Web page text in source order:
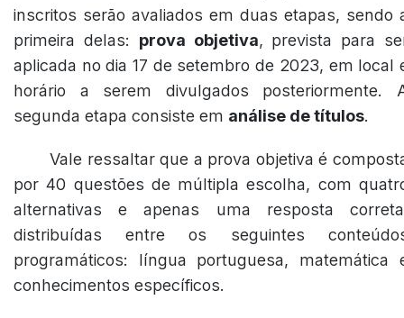
inscritos serão avaliados em duas etapas, sendo
primeira delas: prova objetiva, prevista para
aplicada no dia 17 de setembro de 2023, em local
horário a serem divulgados posteriormente.
segunda etapa consiste em análise de títulos.
Vale ressaltar que a prova objetiva é
por 40 questões de múltipla escolha, com
alternativas e apenas uma resposta
distribuídas entre os seguintes
programáticos: língua portuguesa, matemática
conhecimentos específicos.